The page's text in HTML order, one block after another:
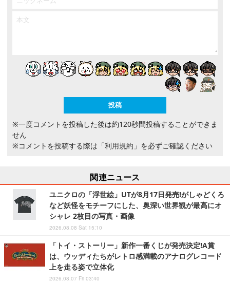
※一度コメントを投稿した後は約120秒間投稿することができま
せん
※コメントを投稿する際は 「利用規約」 を必ずご確認ください
関連ニュース
ユニクロの「浮世絵」UTが8月17日発売!がしゃどくろ
など妖怪をモチーフにした、奥深い世界観が最高にオ
シャレ 2枚目の写真・画像
2026.08.08 Sat 15:10
「トイ・ストーリー」新作一番くじが発売決定!A賞
は、ウッディたちがレトロ感満載のアナログレコード
上を走る姿で立体化
2026.08.07 Fri 03:40